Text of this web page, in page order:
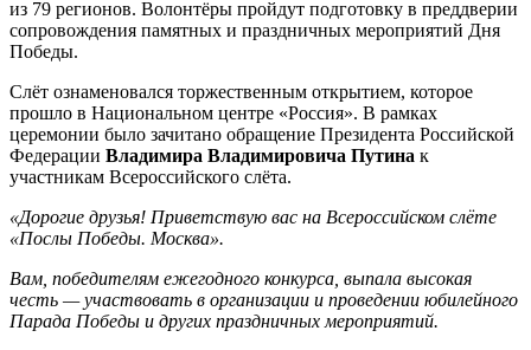
из 79 регионов. Волонтёры пройдут подготовку в преддверии
сопровождения памятных и праздничных мероприятий Дня
Победы.
Слёт ознаменовался торжественным открытием, которое
прошло в Национальном центре «Россия». В рамках
церемонии было зачитано обращение Президента Российской
Федерации Владимира Владимировича Путина к
участникам Всероссийского слёта.
«Дорогие друзья! Приветствую вас на Всероссийском слёте
«Послы Победы. Москва».
Вам, победителям ежегодного конкурса, выпала высокая
честь — участвовать в организации и проведении юбилейного
Парада Победы и других праздничных мероприятий.